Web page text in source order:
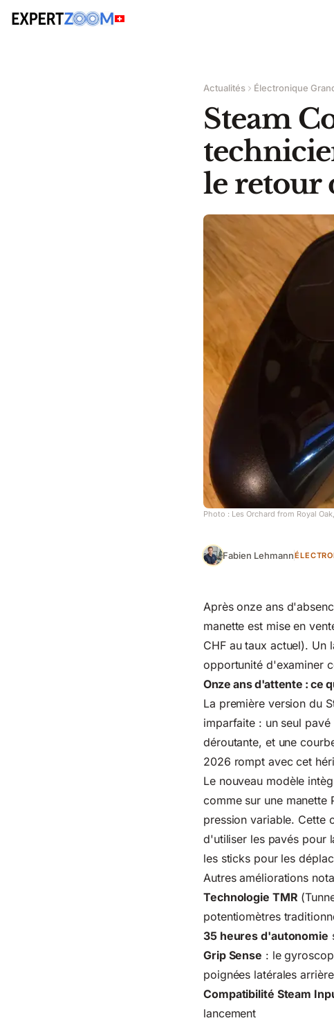
Actualités Électronique
Steam
le retour
Photo : Les Orchard from Royal
Fabien Lehmann
Après onze ans
manette est mise en
CHF au taux actuel). Un
opportunité d'examiner
Onze ans d'attente : ce
La première version du
imparfaite : un seul
déroutante, et une
2026 rompt avec cet
Le nouveau modèle
comme sur une manette
pression variable. Cette
d'utiliser les pavés pour
les sticks pour les
Autres améliorations
Technologie TMR
potentiomètres
35 heures d'autonomie
Grip Sense : le
poignées latérales arrière
Compatibilité Steam
lancement